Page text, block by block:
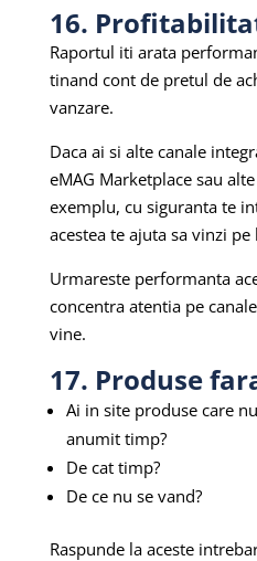
16.
Raportul iti arata
tinand cont de pretul de
vanzare.
Daca ai si alte canale
eMAG Marketplace sau
exemplu, cu siguranta te
acestea te ajuta sa vinzi pe
Urmareste performanta
concentra atentia pe
vine.
17. Produse
Ai in site produse care
anumit timp?
De cat timp?
De ce nu se vand?
Raspunde la aceste